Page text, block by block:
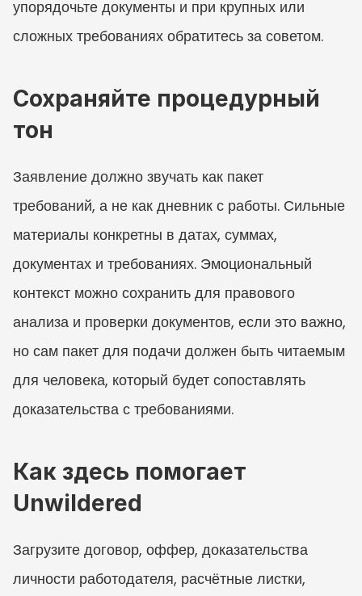
упорядочьте документы и при крупных или
сложных требованиях обратитесь за советом.
Сохраняйте процедурный
тон
Заявление должно звучать как пакет
требований, а не как дневник с работы. Сильные
материалы конкретны в датах, суммах,
документах и требованиях. Эмоциональный
контекст можно сохранить для правового
анализа и проверки документов, если это важно,
но сам пакет для подачи должен быть читаемым
для человека, который будет сопоставлять
доказательства с требованиями.
Как здесь помогает
Unwildered
Загрузите договор, оффер, доказательства
личности работодателя, расчётные листки,